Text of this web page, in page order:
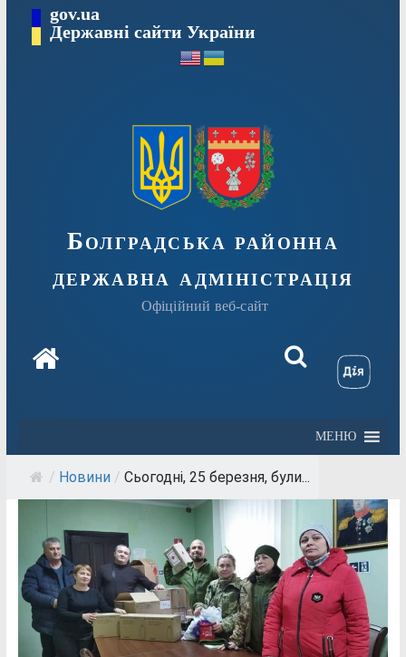
Перейтиgov.ua
Державні сайти України
Болградська районна
державна адміністрація
Офіційний веб-сайт
МЕНЮ
/ Новини / Сьогодні, 25 березня, були...